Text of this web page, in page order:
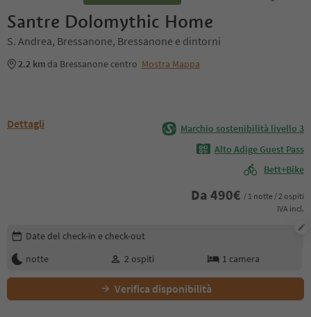
Santre Dolomythic Home
S. Andrea, Bressanone, Bressanone e dintorni
2.2 km da Bressanone centro Mostra Mappa
Dettagli
Marchio sostenibilità livello 3
Alto Adige Guest Pass
Bett+Bike
Da 490€ / 1 notte / 2 ospiti
IVA incl.
Modifica i dettagli della prenotazione
Date del check-in e check-out
notte
2 ospiti 1 camera
Verifica disponibilità